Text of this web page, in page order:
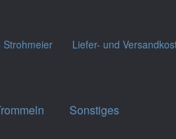
Strohmeier Liefer- und
Sonstiges